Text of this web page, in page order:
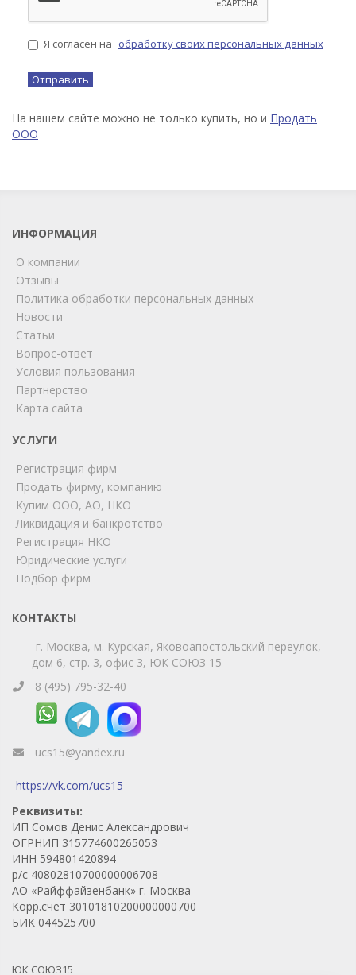
Я согласен на обработку своих персональных данных
На нашем сайте можно не только купить, но и Продать
ООО
ИНФОРМАЦИЯ
О компании
Отзывы
Политика обработки персональных данных
Новости
Статьи
Вопрос-ответ
Условия пользования
Партнерство
Карта сайта
УСЛУГИ
Регистрация фирм
Продать фирму, компанию
Купим ООО, АО, НКО
Ликвидация и банкротство
Регистрация НКО
Юридические услуги
Подбор фирм
КОНТАКТЫ
г. Москва, м. Курская, Яковоапостольский переулок,
дом 6, стр. 3, офис 3, ЮК СОЮЗ 15
8 (495) 795-32-40
ucs15@yandex.ru
https://vk.com/ucs15
Реквизиты:
ИП Сомов Денис Александрович
ОГРНИП 315774600265053
ИНН 594801420894
р/с 40802810700000006708
АО «Райффайзенбанк» г. Москва
Корр.счет 30101810200000000700
БИК 044525700
ЮК СОЮЗ15
online
Позвоните нам или свяжитесь с нами через любой
удобный мессенджер!
Telegram
Телефон